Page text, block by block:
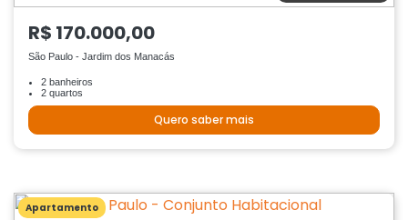
R$ 170.000,00
São Paulo - Jardim dos Manacás
2 banheiros
2 quartos
Quero saber mais
Apartamento